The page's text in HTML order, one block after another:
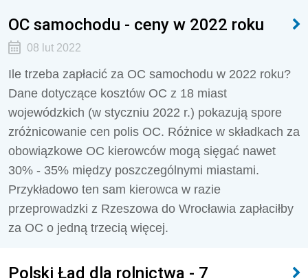
OC samochodu - ceny w 2022 roku
08 lut 2022
Ile trzeba zapłacić za OC samochodu w 2022 roku?
Dane dotyczące kosztów OC z 18 miast
wojewódzkich (w styczniu 2022 r.) pokazują spore
zróżnicowanie cen polis OC. Różnice w składkach za
obowiązkowe OC kierowców mogą sięgać nawet
30% - 35% między poszczególnymi miastami.
Przykładowo ten sam kierowca w razie
przeprowadzki z Rzeszowa do Wrocławia zapłaciłby
za OC o jedną trzecią więcej.
Polski Ład dla rolnictwa - 7